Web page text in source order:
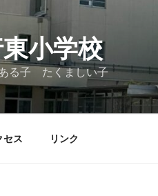
小学校
る子 たくましい子
セス リンク